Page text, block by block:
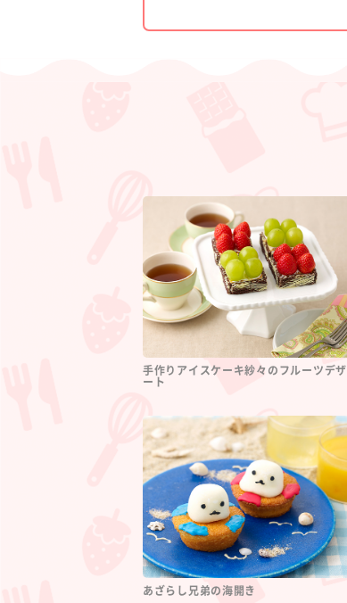
手作りアイスケーキ紗々のフルーツデザ
ート
あざらし兄弟の海開き